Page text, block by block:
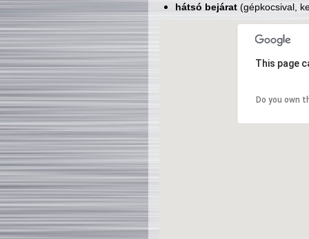
hátsó bejárat(gépkocsival,
This page
Do you own